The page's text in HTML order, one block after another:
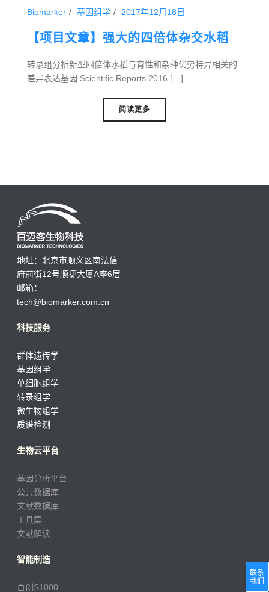
Biomarker 基因组学 2017年12月18日
【项目文章】强大的四倍体杂交水稻
转录组分析新型四倍体水稻与育性和杂种优势特异相关的
差异表达基因 Scientific Reports 2016 […]
阅读更多
地址：北京市顺义区南法信
府前街12号顺捷大厦A座6层
邮箱：
tech@biomarker.com.cn
科技服务
群体遗传学
基因组学
单细胞组学
转录组学
微生物组学
质谱检测
生物云平台
基因分析平台
公共数据库
文献数据库
工具集
文献解读
智能制造
百创S1000
联系
我们